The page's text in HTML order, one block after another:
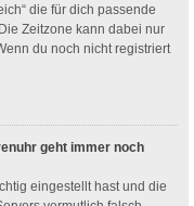
die für dich passende
Zeitzone kann dabei nur
du noch nicht registriert
geht immer noch
eingestellt hast und die